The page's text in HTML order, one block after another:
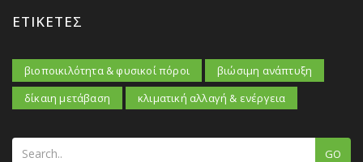
ΕΤΙΚΈΤΕΣ
βιοποικιλότητα & φυσικοί πόροι
βιώσιμη ανάπτυξη
δίκαιη μετάβαση
κλιματική αλλαγή & ενέργεια
GO